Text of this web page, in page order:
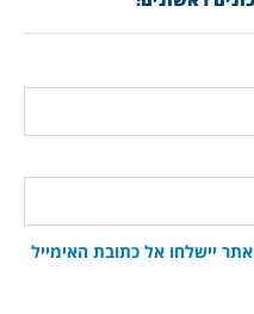
יישלחו אל כתובת האימייל